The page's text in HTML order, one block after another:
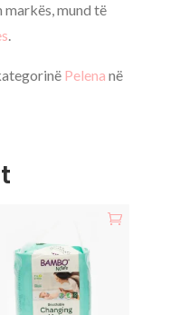
mund të
.
Pelena në